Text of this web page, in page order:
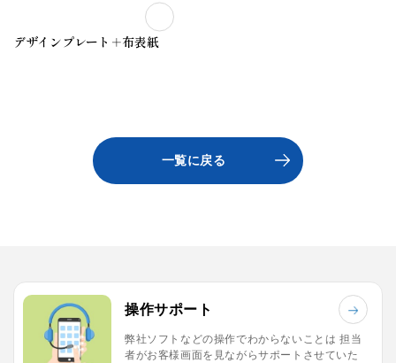
個人情報の取扱い
デザインプレート＋布表紙
一覧に戻る
操作サポート
弊社ソフトなどの操作でわからないことは 担当
者がお客様画面を見ながらサポートさせていた